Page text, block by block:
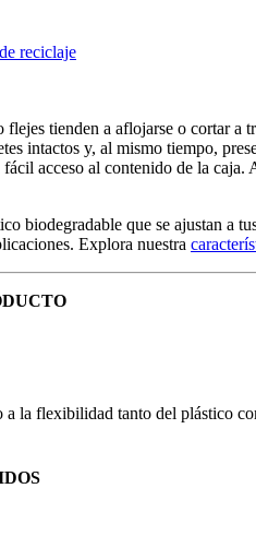
reciclaje
tienden a aflojarse o cortar a
intactos y, al mismo tiempo,
acceso al contenido de la
biodegradable que se ajustan a
Explora nuestra
a la flexibilidad tanto del plástico